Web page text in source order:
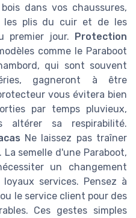
dans vos chaussures,
les plis du cuir et de les
premier jour.
Protection
comme le Paraboot
qui sont souvent
gagneront à être
vous évitera bien
par temps pluvieux,
sa respirabilité.
Ne laissez pas traîner
La semelle d'une Paraboot,
un changement
services. Pensez à
le service client pour des
Ces gestes simples